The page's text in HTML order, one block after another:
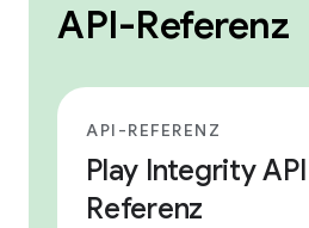
API-Referenz
API-REFERENZ
Play Integrity
Referenz